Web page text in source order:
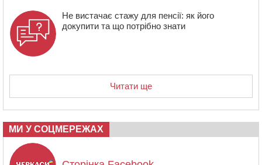
Не вистачає стажу для пенсії: як його
докупити та що потрібно знати
Читати ще
МИ У СОЦМЕРЕЖАХ